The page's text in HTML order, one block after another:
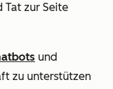
zur Seite
und
zu unterstützen